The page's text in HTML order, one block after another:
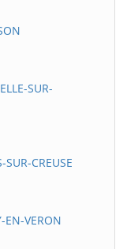
SUR-
CREUSE
VERON